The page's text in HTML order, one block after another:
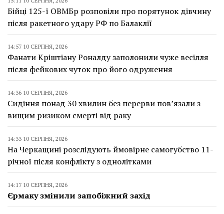
Бійці 125-ї ОВМБр розповіли про порятунок дівчину
після ракетного удару РФ по Балаклії
14:57 10 СЕРПНЯ, 2026
Фанати Кріштіану Роналду заполонили чуже весілля
після фейкових чуток про його одруження
14:36 10 СЕРПНЯ, 2026
Сидіння понад 30 хвилин без перерви пов’язали з
вищим ризиком смерті від раку
14:33 10 СЕРПНЯ, 2026
На Черкащині розслідують ймовірне самогубство 11-
річної після конфлікту з однолітками
14:17 10 СЕРПНЯ, 2026
Єрмаку змінили запобіжний захід